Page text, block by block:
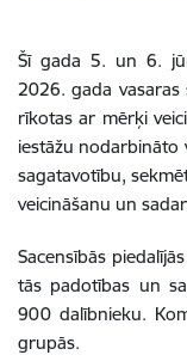
Šī gada 5. un 6.
2026. gada vasaras
rīkotas ar mērķi
iestāžu nodarbināto
sagatavotību,
veicināšanu un
Sacensībās
tās padotības un
900 dalībnieku.
grupās.